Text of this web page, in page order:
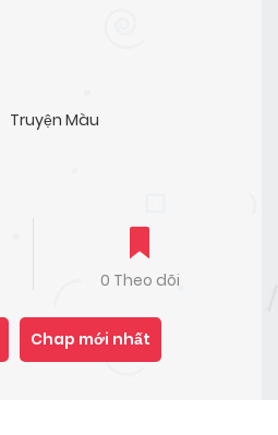
Truyện Màu
0 Theo dõi
Chap mới nhất